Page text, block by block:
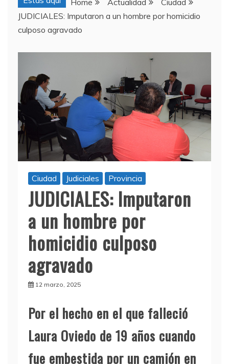
Home Actualidad
Ciudad
JUDICIALES: Imputaron a un hombre por homicidio
culposo agravado
Ciudad Judiciales Provincia
JUDICIALES: Imputaron
a un hombre por
homicidio culposo
agravado
12 marzo, 2025
Por el hecho en el que falleció
Laura Oviedo de 19 años cuando
fue embestida por un camión en